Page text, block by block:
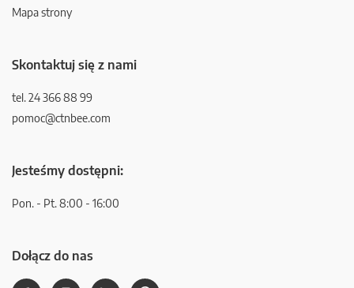
Mapa strony
Skontaktuj się z nami
tel. 24 366 88 99
pomoc@ctnbee.com
Jesteśmy dostępni:
Pon. - Pt. 8:00 - 16:00
Dołącz do nas